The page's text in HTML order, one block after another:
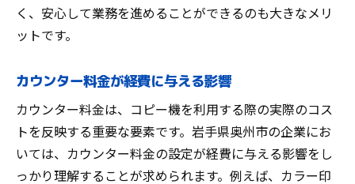
く、安心して業務を進めることができるのも大きなメリ
ットです。
カウンター料金が経費に与える影響
カウンター料金は、コピー機を利用する際の実際のコス
トを反映する重要な要素です。岩手県奥州市の企業にお
いては、カウンター料金の設定が経費に与える影響をし
っかり理解することが求められます。例えば、カラー印